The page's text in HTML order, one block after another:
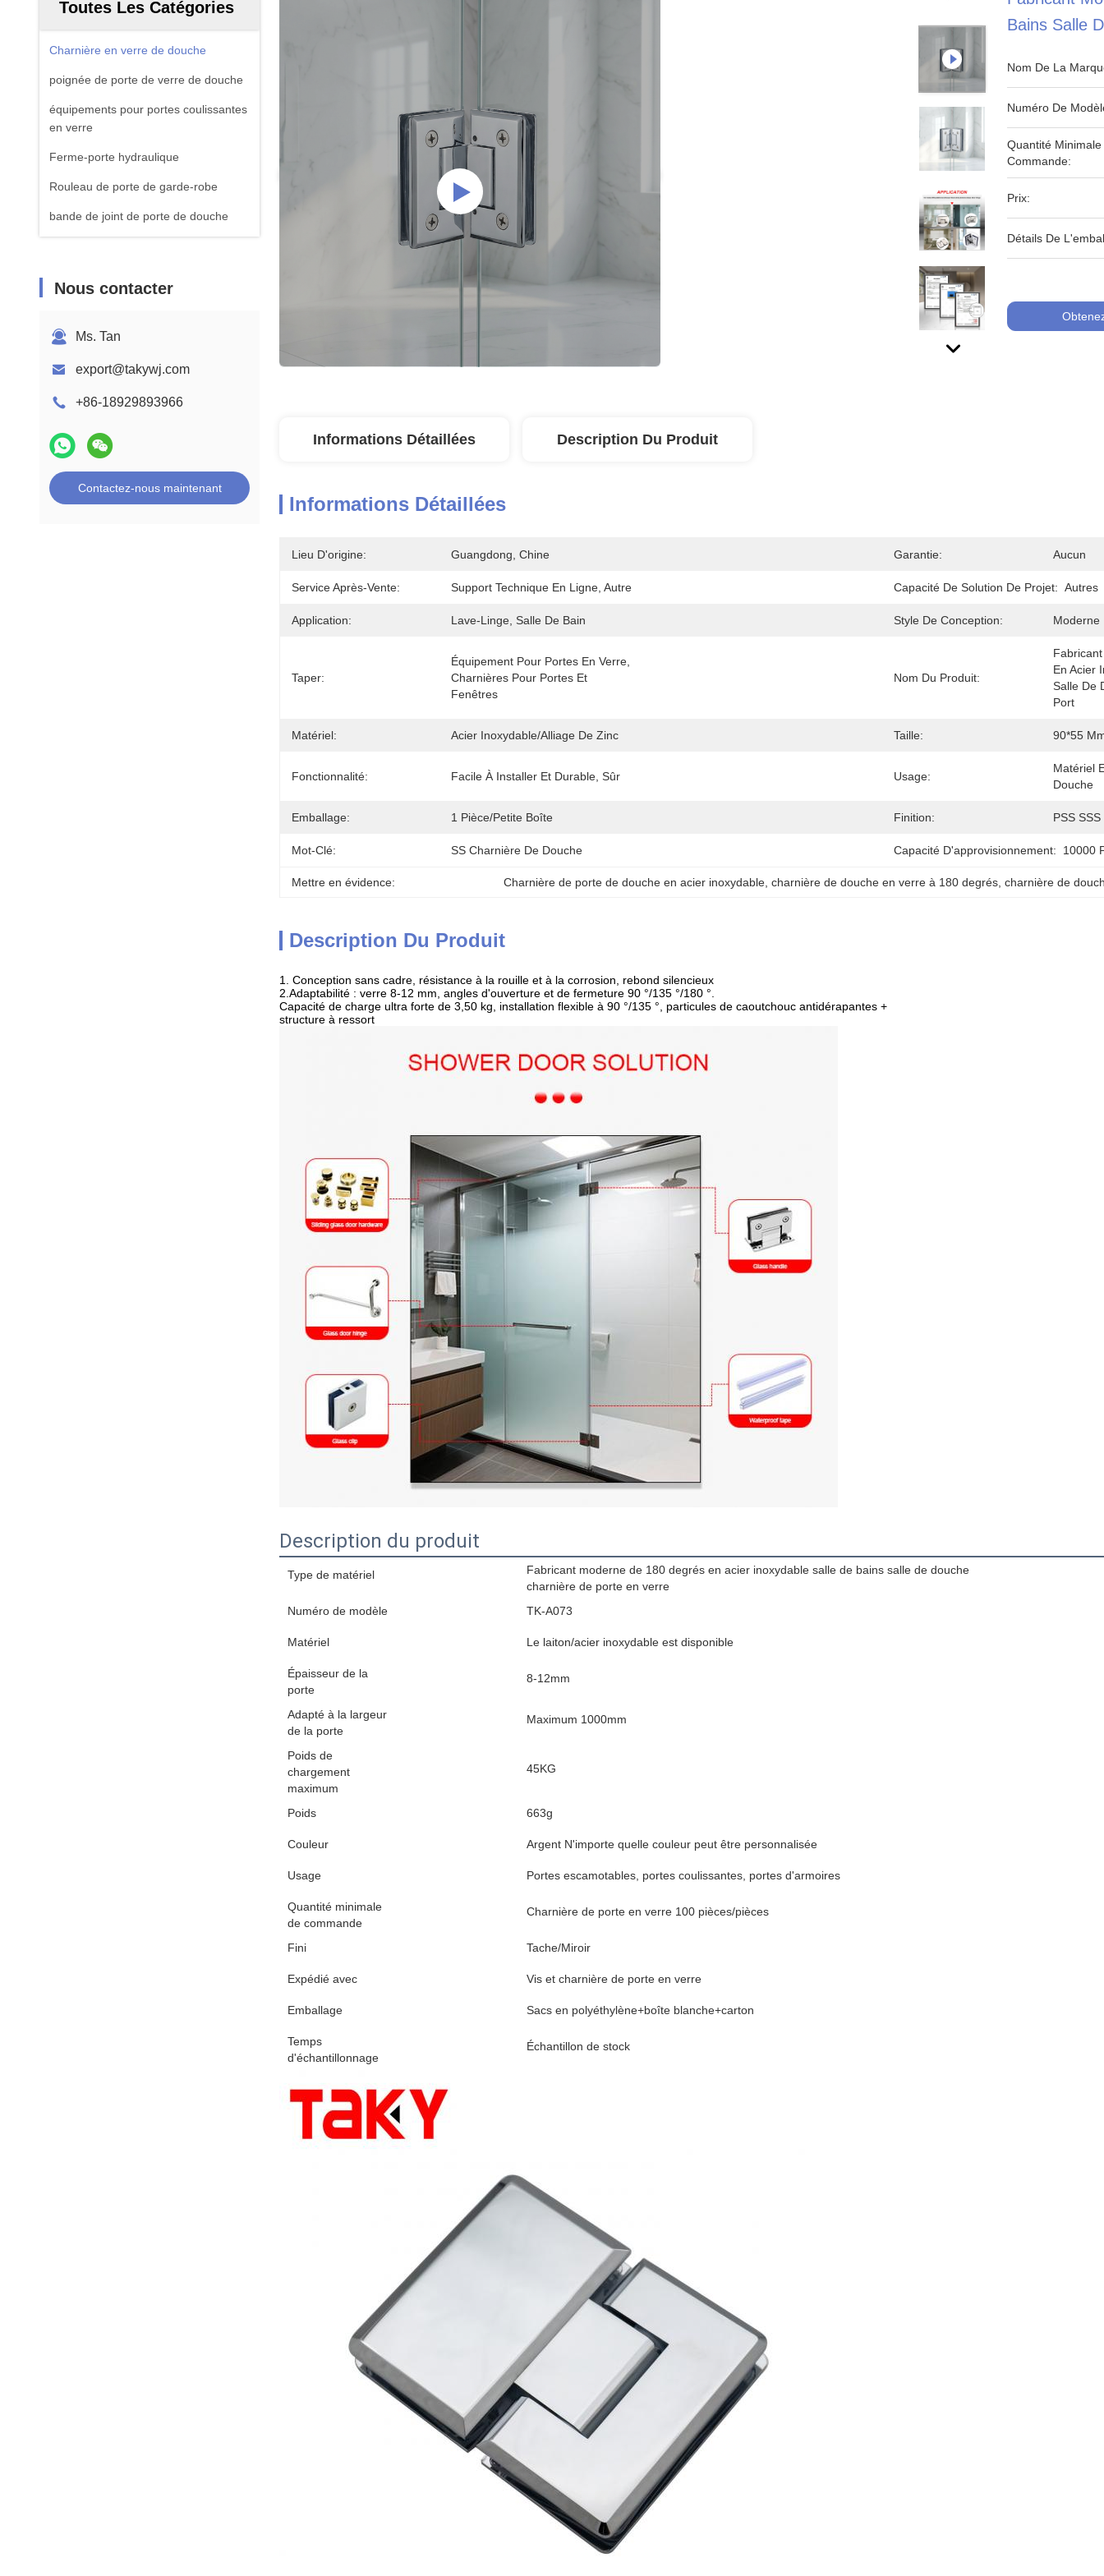
Toutes Les Catégories
Charnière en verre de douche
poignée de porte de verre de douche
équipements pour portes coulissantes
en verre
Ferme-porte hydraulique
Rouleau de porte de garde-robe
bande de joint de porte de douche
Nous contacter
Ms. Tan
export@takywj.com
+86-18929893966
Contactez-nous maintenant
Bains Salle
Nom De La
Numéro De
Quantité Minimale
Commande:
Prix:
Détails De
Informations Détaillées Description Du Produit
Informations Détaillées
Lieu D'origine: Guangdong, Chine Garantie: Aucun
Service Après-Vente: Support Technique En Ligne, Autre Capacité De Solution De Projet: Autres
Application: Lave-Linge, Salle De Bain Style De Conception: Moderne
Taper:
Équipement Pour Portes En Verre,
Charnières Pour Portes Et
Fenêtres
Nom Du Produit:
En Acier
Salle De
Port
Matériel: Acier Inoxydable/alliage De Zinc Taille: 90*55
Fonctionnalité: Facile À Installer Et Durable, Sûr Usage:
Matériel
Douche
Emballage: 1 Pièce/petite Boîte Finition: PSS SSS
Mot-Clé: SS Charnière De Douche Capacité D'approvisionnement: 10000
Mettre en évidence: Charnière de porte de douche en acier inoxydable, charnière de douche en verre à 180 degrés, charnière de
Description Du Produit
1. Conception sans cadre, résistance à la rouille et à la corrosion, rebond silencieux
2.Adaptabilité : verre 8-12 mm, angles d'ouverture et de fermeture 90 °/135 °/180 °.
Capacité de charge ultra forte de 3,50 kg, installation flexible à 90 °/135 °, particules de caoutchouc antidérapantes +
structure à ressort
Description du produit
Type de matériel
Fabricant moderne de 180 degrés en acier inoxydable salle de bains salle de douche
charnière de porte en verre
Numéro de modèle
TK-A073
Matériel Le laiton/acier inoxydable est disponible
Épaisseur de la
porte
8-12mm
Adapté à la largeur
de la porte
Maximum 1000mm
Poids de
chargement
maximum
45KG
Poids 663g
Couleur Argent N'importe quelle couleur peut être personnalisée
Usage Portes escamotables, portes coulissantes, portes d'armoires
Quantité minimale
de commande
Charnière de porte en verre 100 pièces/pièces
Fini Tache/Miroir
Expédié avec Vis et charnière de porte en verre
Emballage Sacs en polyéthylène+boîte blanche+carton
Temps
d'échantillonnage
Échantillon de stock